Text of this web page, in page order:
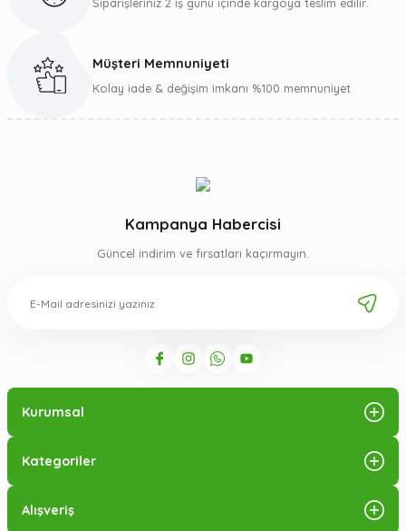
Gönder
Müşteri Memnuniyeti
Kolay iade & değişim imkanı %100 memnuniyet
Kampanya Habercisi
Güncel indirim ve fırsatları kaçırmayın.
Kurumsal
Kategoriler
Alışveriş